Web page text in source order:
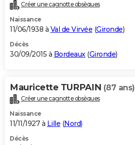
Créer une cagnotte obsèques
Naissance
11/06/1938 à Val de Virvée (Gironde)
Décès
30/09/2015 à Bordeaux(Gironde)
Mauricette TURPAIN (87 ans)
Créer une cagnotte obsèques
Naissance
11/11/1927 à Lille (Nord)
Décès